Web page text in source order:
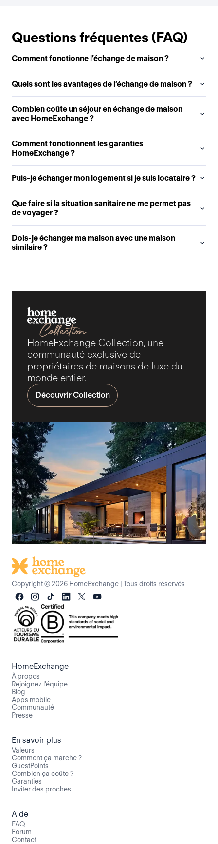
Questions fréquentes (FAQ)
Comment fonctionne l’échange de maison ?
Quels sont les avantages de l’échange de maison ?
Combien coûte un séjour en échange de maison
avec HomeExchange ?
Comment fonctionnent les garanties
HomeExchange ?
Puis-je échanger mon logement si je suis locataire ?
Que faire si la situation sanitaire ne me permet pas
de voyager ?
Dois-je échanger ma maison avec une maison
similaire ?
HomeExchange Collection, une
communauté exclusive de
propriétaires de maisons de luxe du
monde entier.
Découvrir Collection
Copyright © 2026 HomeExchange Tous droits réservés
HomeExchange
À propos
Rejoignez l’équipe
Blog
Apps mobile
Communauté
Presse
En savoir plus
Valeurs
Comment ça marche ?
GuestPoints
Combien ça coûte ?
Garanties
Inviter des proches
Aide
FAQ
Forum
Contact